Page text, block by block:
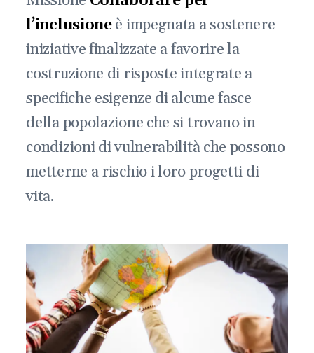
l’inclusioneè impegnata a sostenere
iniziative finalizzate a favorire la
costruzione di risposte integrate a
specifiche esigenze di alcune fasce
della popolazione che si trovano in
condizioni di vulnerabilità che possono
metterne a rischio i loro progetti di
vita.